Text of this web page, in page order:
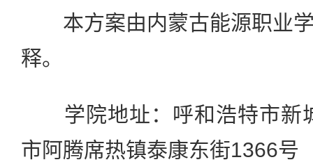
本方案由内蒙古能源职业学
释。
学院地址：呼和浩特市新
市阿腾席热镇泰康东街1366号